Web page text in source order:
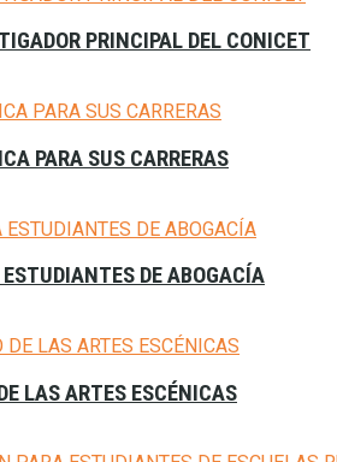
PRINCIPAL DEL CONICET
PARA SUS CARRERAS
DE ABOGACÍA
LAS ARTES ESCÉNICAS